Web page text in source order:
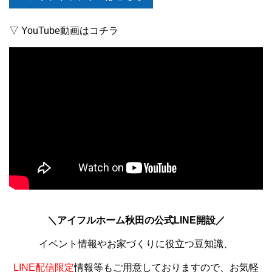
▽ YouTube動画はコチラ
＼アイフルホーム秋田の公式LINE開設／
イベント情報やお家づくりに役立つ豆知識、
LINE配信限定情報等もご用意しておりますので、お気軽